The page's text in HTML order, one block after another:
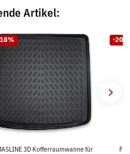
Artikel:
3D Kofferraumwanne für
-20%